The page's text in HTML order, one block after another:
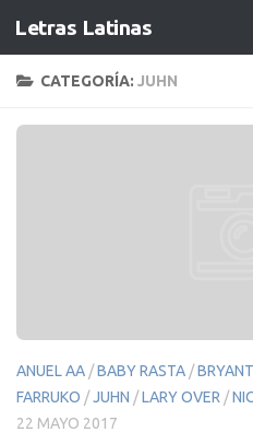
Letras Latinas
CATEGORÍA: JUHN
ANUEL AA /BABY RASTA /
FARRUKO /JUHN /LARY OVER /
22 MAYO 2017